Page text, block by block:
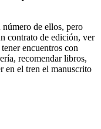
de ellos, pero
contrato de edición, ver
encuentros con
recomendar libros,
en el tren el manuscrito